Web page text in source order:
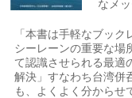
なメ
「本書は手軽なブッ
シーレーンの重要な場
て認識させられる最適
解決」すなわち台湾併
も、よくよく分からせ